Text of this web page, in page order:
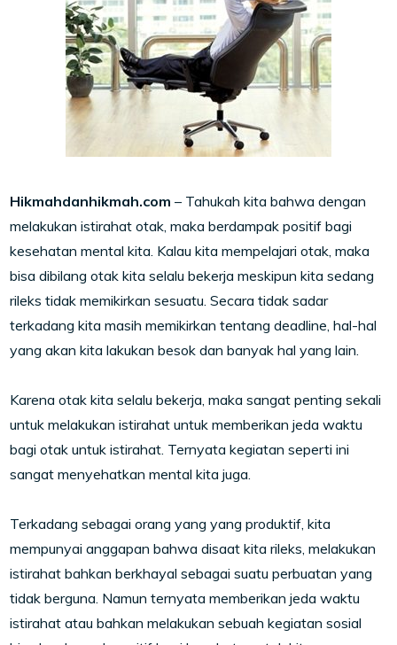
Hikmahdanhikmah.com – Tahukah kita bahwa dengan
melakukan istirahat otak, maka berdampak positif bagi
kesehatan mental kita. Kalau kita mempelajari otak, maka
bisa dibilang otak kita selalu bekerja meskipun kita sedang
rileks tidak memikirkan sesuatu. Secara tidak sadar
terkadang kita masih memikirkan tentang deadline, hal-hal
yang akan kita lakukan besok dan banyak hal yang lain.
Karena otak kita selalu bekerja, maka sangat penting sekali
untuk melakukan istirahat untuk memberikan jeda waktu
bagi otak untuk istirahat. Ternyata kegiatan seperti ini
sangat menyehatkan mental kita juga.
Terkadang sebagai orang yang yang produktif, kita
mempunyai anggapan bahwa disaat kita rileks, melakukan
istirahat bahkan berkhayal sebagai suatu perbuatan yang
tidak berguna. Namun ternyata memberikan jeda waktu
istirahat atau bahkan melakukan sebuah kegiatan sosial